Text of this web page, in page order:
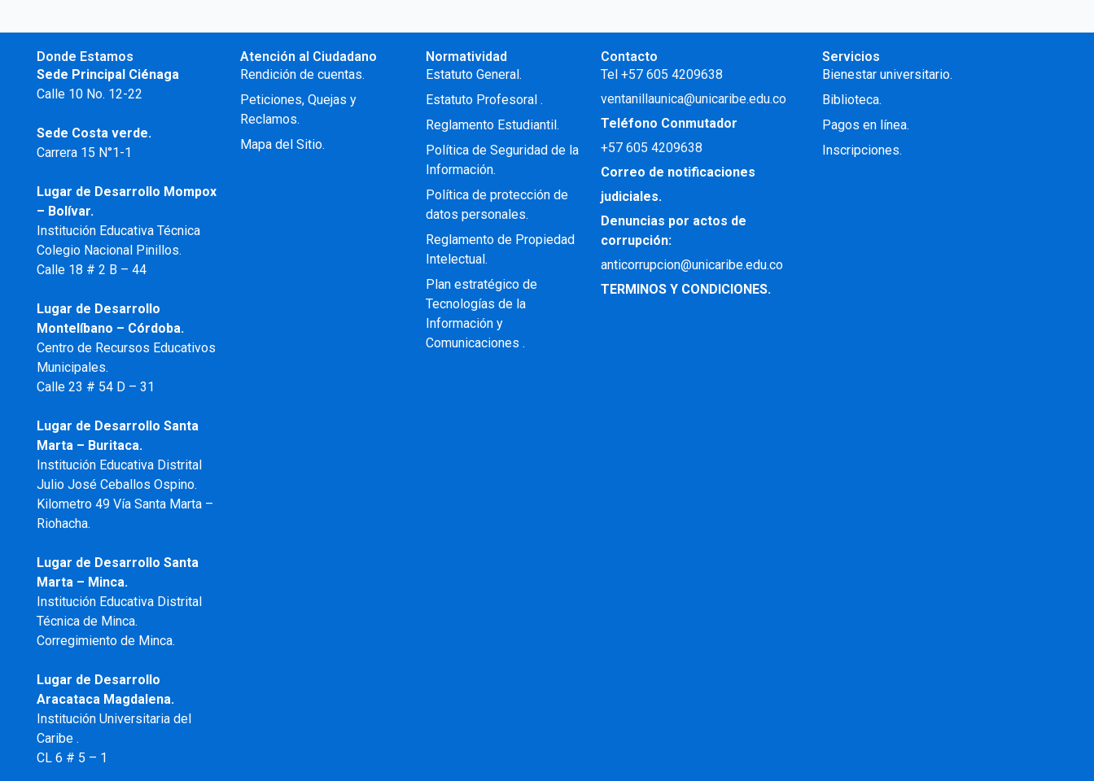
Donde Estamos
Sede Principal Ciénaga
Calle 10 No. 12-22
Sede Costa verde.
Carrera 15 N°1-1
Lugar de Desarrollo Mompox
– Bolívar.
Institución Educativa Técnica
Colegio Nacional Pinillos.
Calle 18 # 2 B – 44
Lugar de Desarrollo
Montelíbano – Córdoba.
Centro de Recursos Educativos
Municipales.
Calle 23 # 54 D – 31
Lugar de Desarrollo Santa
Marta – Buritaca.
Institución Educativa Distrital
Julio José Ceballos Ospino.
Kilometro 49 Vía Santa Marta –
Riohacha.
Lugar de Desarrollo Santa
Marta – Minca.
Institución Educativa Distrital
Técnica de Minca.
Corregimiento de Minca.
Lugar de Desarrollo
Aracataca Magdalena.
Institución Universitaria del
Caribe .
CL 6 # 5 – 1
Atención al Ciudadano
Rendición de cuentas.
Peticiones, Quejas y
Reclamos.
Mapa del Sitio.
Normatividad
Estatuto General.
Estatuto Profesoral .
Reglamento Estudiantil.
Política de Seguridad de la
Información.
Política de protección de
datos personales.
Reglamento de Propiedad
Intelectual.
Plan estratégico de
Tecnologías de la
Información y
Comunicaciones .
Contacto
Tel +57 605 4209638
ventanillaunica@unicaribe.edu.co
Teléfono Conmutador
+57605 4209638
Correo de notificaciones
judiciales.
Denuncias por actos de
corrupción:
anticorrupcion@unicaribe.edu.co
TERMINOS Y CONDICIONES.
Servicios
Bienestar universitario.
Biblioteca.
Pagos en línea.
Inscripciones.